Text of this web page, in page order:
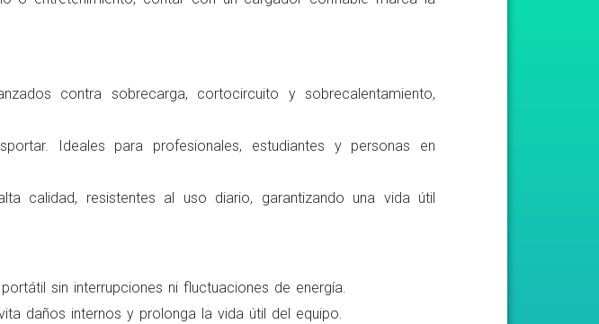
contra sobrecarga, cortocircuito y sobrecalentamiento,
Ideales para profesionales, estudiantes y personas en
calidad, resistentes al uso diario, garantizando una vida útil
sin interrupciones ni fluctuaciones de energía.
daños internos y prolonga la vida útil del equipo.